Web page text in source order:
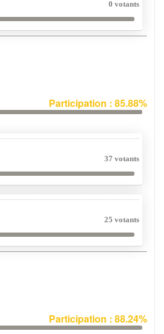
0 votants
Participation : 85.88%
37 votants
25 votants
Participation : 88.24%